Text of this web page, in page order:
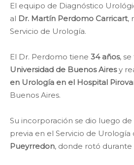
El equipo de Diagnóstico
al Dr. Martín Perdomo Carricart,
Servicio de Urología.
El Dr. Perdomo tiene 34 años,
Universidad de Buenos Airesy
en Urología en el Hospital
Buenos Aires.
Su incorporación se dio luego
previa en el Servicio de Urología
Pueyrredon, donde rotó durante